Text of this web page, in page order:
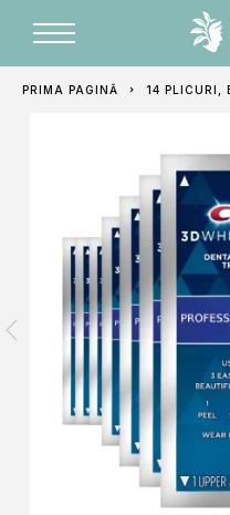
PRIMA PAGINĂ 14 PLICURI,